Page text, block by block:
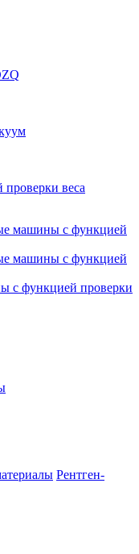
веса
машины с функцией
машины с функцией
с функцией проверки
Рентген-